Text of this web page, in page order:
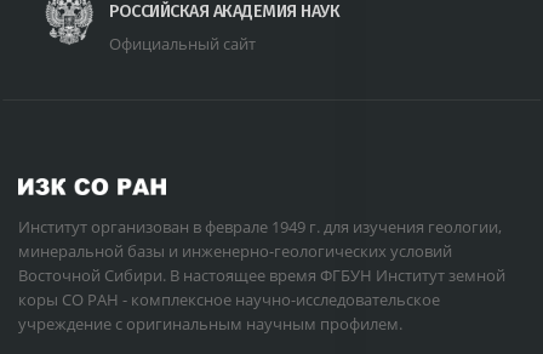
РОССИЙСКАЯ АКАДЕМИЯ НАУК
Официальный сайт
Институт организован в феврале 1949 г. для изучения геологии,
минеральной базы и инженерно-геологических условий
Восточной Сибири. В настоящее время ФГБУН Институт земной
коры СО РАН - комплексное научно-исследовательское
учреждение с оригинальным научным профилем.